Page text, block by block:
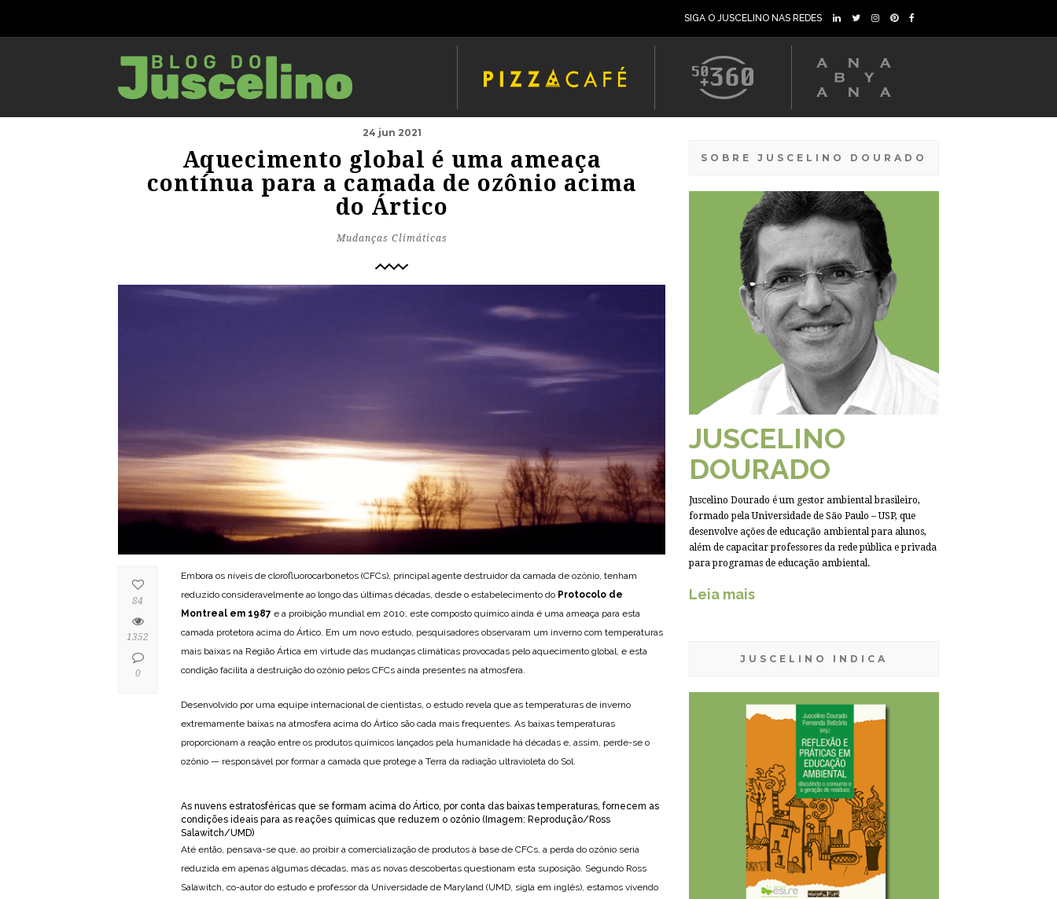
SIGA O JUSCELINO NAS REDES
24 jun 2021
Aquecimento global é uma ameaça
contínua para a camada de ozônio acima
do Ártico
Mudanças Climáticas
Embora os níveis de clorofluorocarbonetos (CFCs), principal agente destruidor da camada de ozônio, tenham
reduzido consideravelmente ao longo das últimas décadas, desde o estabelecimento do Protocolo de
Montreal em 1987 e a proibição mundial em 2010, este composto químico ainda é uma ameaça para esta
camada protetora acima do Ártico. Em um novo estudo, pesquisadores observaram um inverno com temperaturas
mais baixas na Região Ártica em virtude das mudanças climáticas provocadas pelo aquecimento global, e esta
condição facilita a destruição do ozônio pelos CFCs ainda presentes na atmosfera.
Desenvolvido por uma equipe internacional de cientistas, o estudo revela que as temperaturas de inverno
extremamente baixas na atmosfera acima do Ártico são cada mais frequentes. As baixas temperaturas
proporcionam a reação entre os produtos químicos lançados pela humanidade há décadas e, assim, perde-se o
ozônio — responsável por formar a camada que protege a Terra da radiação ultravioleta do Sol.
As nuvens estratosféricas que se formam acima do Ártico, por conta das baixas temperaturas, fornecem as
condições ideais para as reações químicas que reduzem o ozônio (Imagem: Reprodução/Ross
Salawitch/UMD)
Até então, pensava-se que, ao proibir a comercialização de produtos à base de CFCs, a perda do ozônio seria
reduzida em apenas algumas décadas, mas as novas descobertas questionam esta suposição. Segundo Ross
Salawitch, co-autor do estudo e professor da Universidade de Maryland (UMD, sigla em inglês), estamos vivendo
84
1352
0
SOBRE JUSCELINO DOURADO
JUSCELINO
DOURADO
Juscelino Dourado é um gestor ambiental brasileiro,
formado pela Universidade de São Paulo – USP, que
desenvolve ações de educação ambiental para alunos,
além de capacitar professores da rede pública e privada
para programas de educação ambiental.
Leia mais
JUSCELINO INDICA